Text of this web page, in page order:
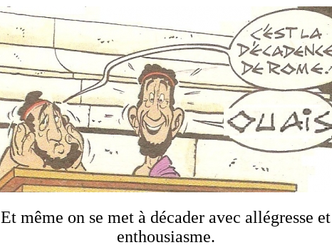
Et même on se met à décader avec allégresse et
enthousiasme.